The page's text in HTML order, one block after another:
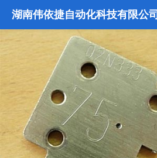
湖南伟依捷自动化科技有限公司